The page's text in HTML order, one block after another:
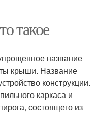
такое
название
крыши. Название
конструкции.
каркаса и
состоящего из